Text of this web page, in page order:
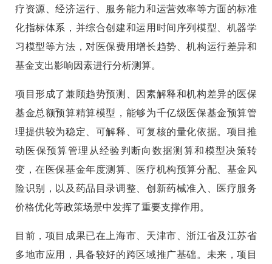
疗资源、经济运行、服务能力和运营效率等方面的标准
化指标体系，并综合创建和运用时间序列模型、机器学
习模型等方法，对医保费用增长趋势、机构运行差异和
基金支出影响因素进行分析测算。
项目形成了兼顾趋势预测、因素解释和机构差异的医保
基金总额预算精算模型，能够为千亿级医保基金预算管
理提供较为稳定、可解释、可复核的量化依据。项目推
动医保预算管理从经验判断向数据测算和模型决策转
变，在医保基金年度测算、医疗机构预算分配、基金风
险识别，以及药品目录调整、创新药械准入、医疗服务
价格优化等政策场景中发挥了重要支撑作用。
目前，项目成果已在上海市、天津市、浙江省及江苏省
多地市应用，具备较好的跨区域推广基础。未来，项目